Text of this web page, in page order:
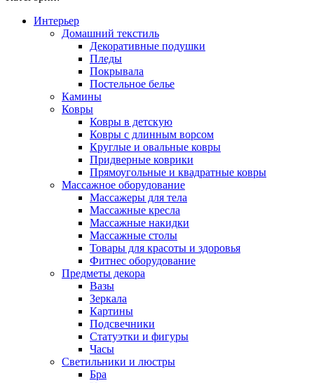
Интерьер
Домашний текстиль
Декоративные подушки
Пледы
Покрывала
Постельное белье
Камины
Ковры
Ковры в детскую
Ковры с длинным ворсом
Круглые и овальные ковры
Придверные коврики
Прямоугольные и квадратные ковры
Массажное оборудование
Массажеры для тела
Массажные кресла
Массажные накидки
Массажные столы
Товары для красоты и здоровья
Фитнес оборудование
Предметы декора
Вазы
Зеркала
Картины
Подсвечники
Статуэтки и фигуры
Часы
Светильники и люстры
Бра